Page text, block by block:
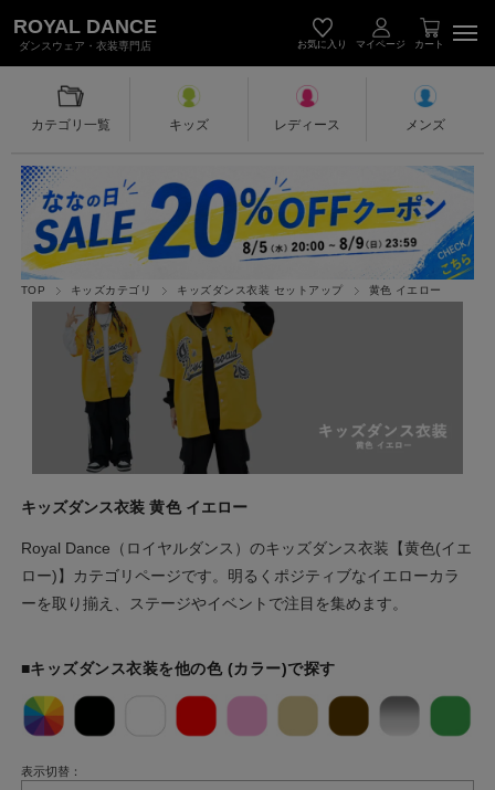
ROYAL DANCE キッズダンス衣装・レディース＆メ
ダンスウェア・衣装専門店 お気に入り マイページ カート
カテゴリ一覧 キッズ レディース メンズ
TOP キッズカテゴリ キッズダンス衣装 セットアップ 黄色 イエロー
キッズダンス衣装 黄色 イエロー
Royal Dance（ロイヤルダンス）のキッズダンス衣装【黄色(イエ
ロー)】カテゴリページです。明るくポジティブなイエローカラ
ーを取り揃え、ステージやイベントで注目を集めます。
■キッズダンス衣装を他の色 (カラー)で探す
表示切替：